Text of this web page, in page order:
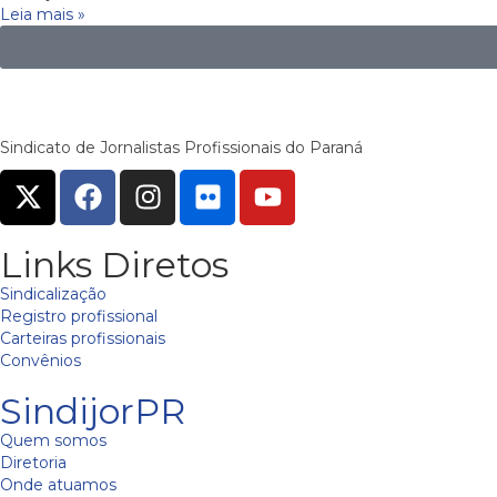
Leia mais »
Sindicato de Jornalistas Profissionais do Paraná
Links Diretos
Sindicalização
Registro profissional
Carteiras profissionais
Convênios
SindijorPR
Quem somos
Diretoria
Onde atuamos